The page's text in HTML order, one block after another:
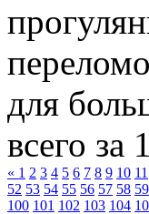
для
всего
« 1 2 3 4 5 6 7 8 9 10 11
52 53 54 55 56 57 58 59
100 101 102 103 104